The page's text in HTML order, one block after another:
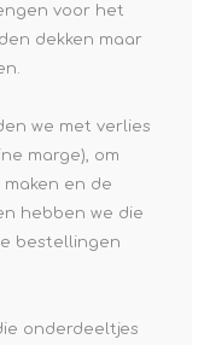
voor het
dekken maar
we met verlies
marge), om
en de
hebben we die
bestellingen
onderdeeltjes